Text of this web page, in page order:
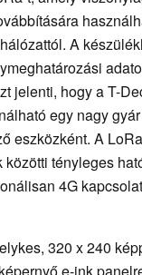
A
jelenti, hogy a T-
egy nagy
eszközként. A
tényleges
4G
320 x 240